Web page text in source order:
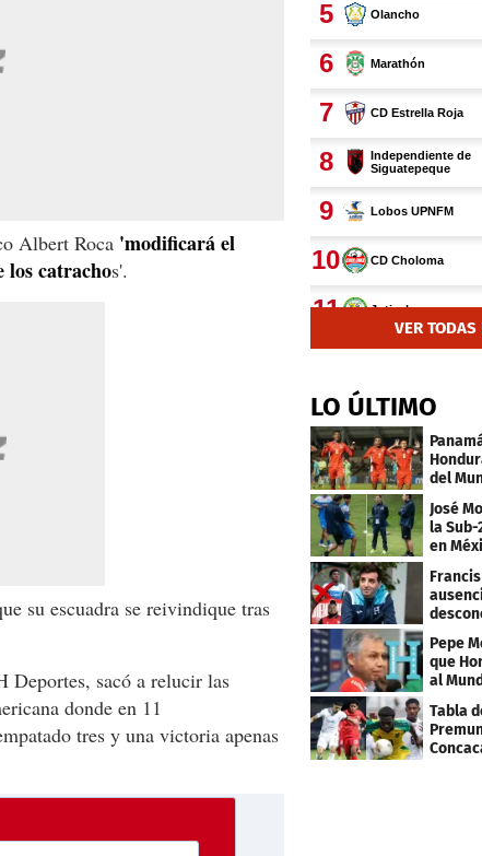
Albert Roca 'modificará el
los catrachos'.
su escuadra se reivindique tras
Deportes, sacó a relucir las
donde en 11
tres y una victoria apenas
VER
LO ÚLTIMO
del
José
la Sub-
en
su viaje
los
Pepe
que
al
mentir"
Tabla